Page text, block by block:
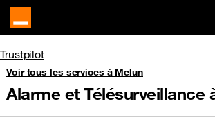
Trustpilot
Voir tous les services à Melun
Alarme et Télésurveillance